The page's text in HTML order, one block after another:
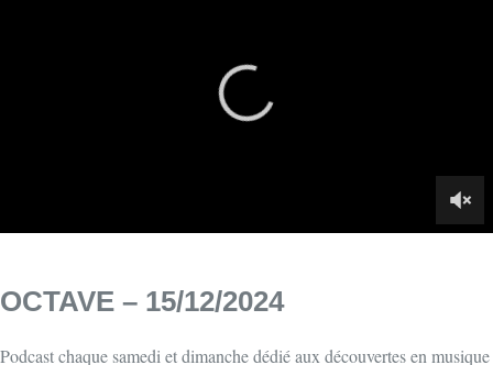
OCTAVE – 15/12/2024
Podcast chaque samedi et dimanche dédié aux découvertes en musique